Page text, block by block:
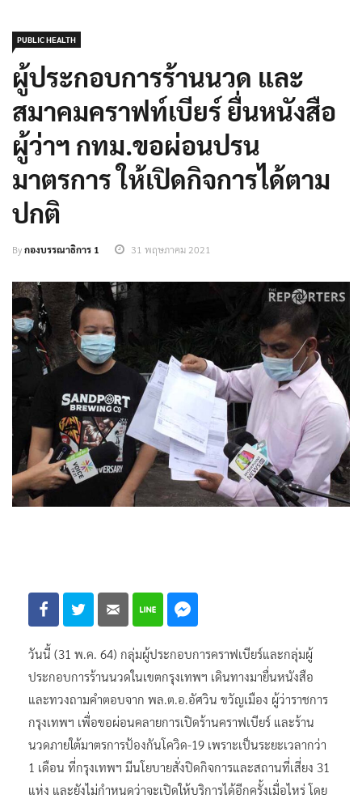
PUBLIC HEALTH
ผู้ประกอบการร้านนวด และ
สมาคมคราฟท์เบียร์ ยื่นหนังสือ
ผู้ว่าฯ กทม.ขอผ่อนปรน
มาตรการ ให้เปิดกิจการได้ตาม
ปกติ
Byกองบรรณาธิการ 1 31 พฤษภาคม 2021
วันนี้ (31 พ.ค. 64) กลุ่มผู้ประกอบการคราฟเบียร์และกลุ่มผู้
ประกอบการร้านนวดในเขตกรุงเทพฯ เดินทางมายื่นหนังสือ
และทวงถามคำตอบจาก พล.ต.อ.อัศวิน ขวัญเมือง ผู้ว่าราชการ
กรุงเทพฯ เพื่อขอผ่อนคลายการเปิดร้านคราฟเบียร์ และร้าน
นวดภายใต้มาตรการป้องกันโควิด-19 เพราะเป็นระยะเวลากว่า
1 เดือน ที่กรุงเทพฯ มีนโยบายสั่งปิดกิจการและสถานที่เสี่ยง 31
แห่ง และยังไม่กำหนดว่าจะเปิดให้บริการได้อีกครั้งเมื่อไหร่ โดย